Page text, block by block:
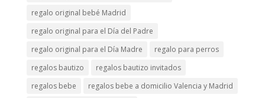
regalo original bebé Madrid
regalo original para el Día del Padre
regalo original para el Día Madre
regalo para perros
regalos bautizo
regalos bautizo invitados
regalos bebe
regalos bebe a domicilio Valencia y Madrid